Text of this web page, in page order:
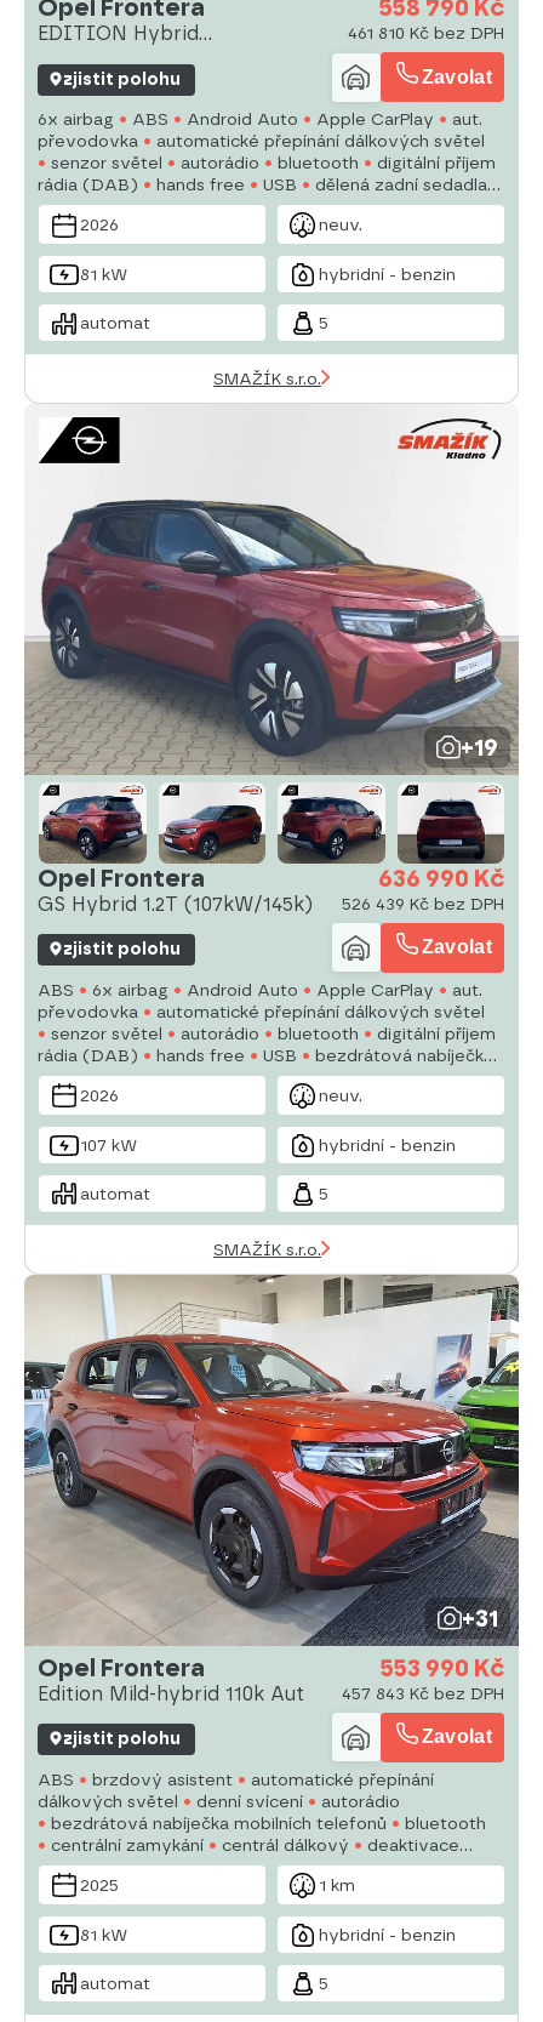
Opel Frontera
EDITION Hybrid
558 790 Kč
461 810 Kč bez DPH
zjistit polohu Zavolat
6x airbag ABS Android Auto Apple CarPlay
aut.
převodovka
automatické přepínání dálkových světel
senzor světel
autorádio bluetooth
digitální příjem
rádia (DAB)
hands free USB
dělená zadní sedadla
denní svícení
senzor stěračů
2026
neuv.
81 kW hybridní - benzin
automat 5
SMAŽÍK s.r.o.
+19
Opel Frontera
GS Hybrid 1.2T (107kW/145k)
636 990 Kč
526 439 Kč bez DPH
zjistit polohu Zavolat
ABS 6x airbag Android Auto Apple CarPlay
aut.
převodovka
automatické přepínání dálkových světel
senzor světel
autorádio bluetooth
digitální příjem
rádia (DAB)
hands free USB
bezdrátová nabíječka
mobilních telefonů
dělená zadní sedadla
denní
svícení2026 neuv.
107 kW hybridní - benzin
automat 5
SMAŽÍK s.r.o.
+31
Opel Frontera
Edition Mild-hybrid 110k Aut
553 990 Kč
457 843 Kč bez DPH
zjistit polohu Zavolat
ABS brzdový asistent
automatické přepínání
dálkových světel
denní svícení
autorádio
bezdrátová nabíječka mobilních telefonů
bluetooth
centrální zamykání
centrál dálkový
deaktivace
airbagu spolujezdce
dělená zadní sedadla
digitální
příjem rádia (DAB)
digitální přístrojový štít
ovládání palubního počítače
el. přední okna
2025 1 km
81 kW hybridní - benzin
automat 5